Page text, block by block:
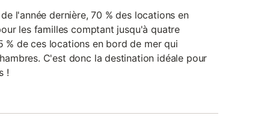
l'année dernière, 70 % des locations en
les familles comptant jusqu'à quatre
% de ces locations en bord de mer qui
C'est donc la destination idéale pour
!